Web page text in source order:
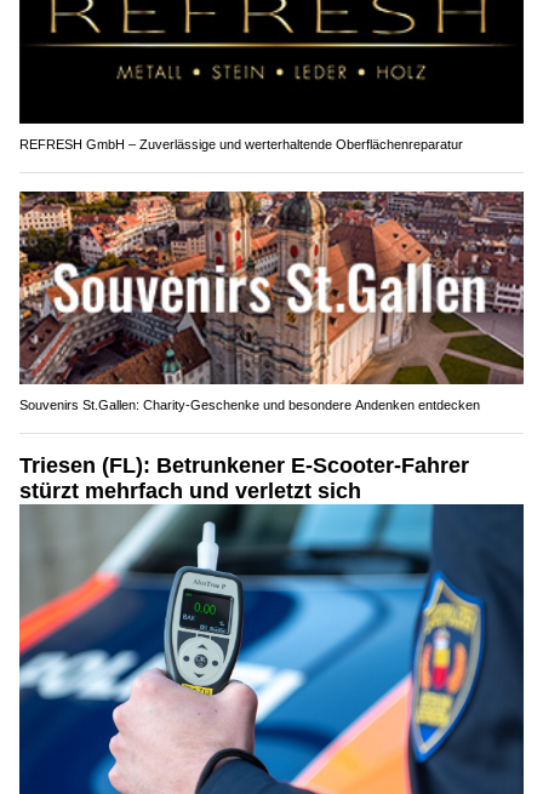
REFRESH GmbH – Zuverlässige und werterhaltende Oberflächenreparatur
Souvenirs St.Gallen: Charity-Geschenke und besondere Andenken entdecken
Triesen (FL): Betrunkener E-Scooter-Fahrer
stürzt mehrfach und verletzt sich